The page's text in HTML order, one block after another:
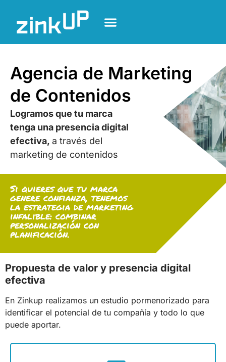
Agencia de Marketing
de Contenidos
Logramos que tu marca
tenga una presencia digital
efectiva, a través del
marketing de contenidos
Si quieres que tu marca
genere confianza, tenemos
la estrategia de marketing
infalible: combinar
personalización con
planificación.
Propuesta de valor y presencia digital
efectiva
En Zinkup realizamos un estudio pormenorizado para
identificar el potencial de tu compañía y todo lo que
puede aportar.